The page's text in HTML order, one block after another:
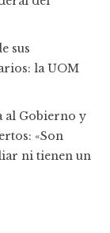
sus
la UOM
al Gobierno y
«Son
ni tienen un